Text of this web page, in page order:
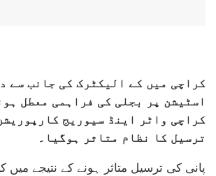
کراچی میں کے الیکٹرک کی جانب سے
اسٹیشن پر بجلی کی فراہمی معطل
کراچی واٹر اینڈ سیوریج
ترسیل کا نظام متاثر ہوگیا۔
پانی کی ترسیل متاثر ہونے کے نتیجے میں